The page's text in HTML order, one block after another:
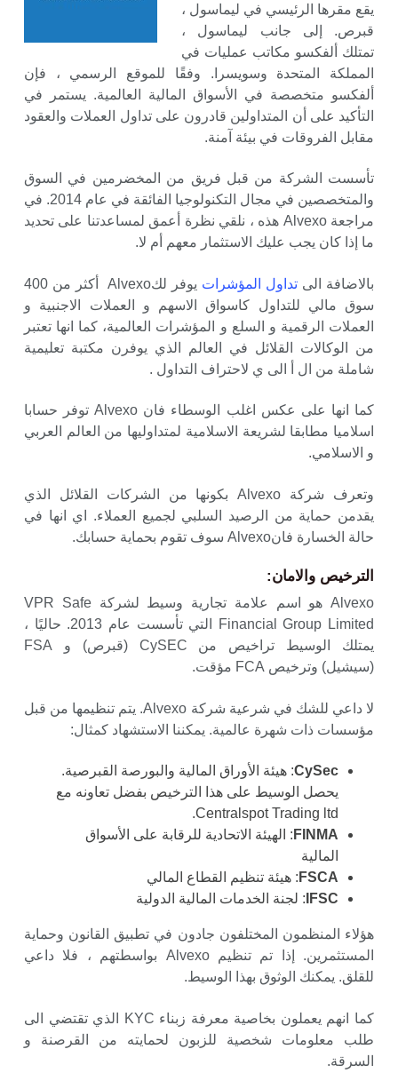
يقع مقرها الرئيسي في ليماسول ،
قبرص. إلى جانب ليماسول ،
تمتلك ألفكسو مكاتب عمليات في
المملكة المتحدة وسويسرا. وفقًا للموقع الرسمي ، فإن
ألفكسو متخصصة في الأسواق المالية العالمية. يستمر في
التأكيد على أن المتداولين قادرون على تداول العملات والعقود
مقابل الفروقات في بيئة آمنة.
تأسست الشركة من قبل فريق من المخضرمين في السوق
والمتخصصين في مجال التكنولوجيا الفائقة في عام 2014. في
مراجعة Alvexo هذه ، نلقي نظرة أعمق لمساعدتنا على تحديد
ما إذا كان يجب عليك الاستثمار معهم أم لا.
بالاضافة الى تداول المؤشرات
يوفر لكAlvexo أكثر من 400
سوق مالي للتداول كاسواق الاسهم و العملات الاجنبية و
العملات الرقمية و السلع و المؤشرات العالمية، كما انها تعتبر
من الوكالات القلائل في العالم الذي يوفرن مكتبة تعليمية
شاملة من ال أ الى ي لاحتراف التداول .
كما انها على عكس اغلب الوسطاء فان Alvexo توفر حسابا
اسلاميا مطابقا لشريعة الاسلامية لمتداوليها من العالم العربي
و الاسلامي.
وتعرف شركة Alvexo بكونها من الشركات القلائل الذي
يقدمن حماية من الرصيد السلبي لجميع العملاء. اي انها في
حالة الخسارة فانAlvexo سوف تقوم بحماية حسابك.
الترخيص والامان:
Alvexo هو اسم علامة تجارية وسيط لشركة VPR Safe
Financial Group Limited التي تأسست عام 2013. حاليًا ،
يمتلك الوسيط تراخيص من CySEC (قبرص) و FSA
(سيشيل) وترخيص FCA مؤقت.
لا داعي للشك في شرعية شركة Alvexo. يتم تنظيمها من قبل
مؤسسات ذات شهرة عالمية. يمكننا الاستشهاد كمثال:
CySec: هيئة الأوراق المالية والبورصة القبرصية.
يحصل الوسيط على هذا الترخيص بفضل تعاونه مع
Centralspot Trading ltd.
FINMA : الهيئة الاتحادية للرقابة على الأسواق
المالية
FSCA : هيئة تنظيم القطاع المالي
IFSC : لجنة الخدمات المالية الدولية
هؤلاء المنظمون المختلفون جادون في تطبيق القانون وحماية
المستثمرين. إذا تم تنظيم Alvexo بواسطتهم ، فلا داعي
للقلق. يمكنك الوثوق بهذا الوسيط.
كما انهم يعملون بخاصية معرفة زبناء KYC الذي تقتضي الى
طلب معلومات شخصية للزبون لحمايته من القرصنة و
السرقة.